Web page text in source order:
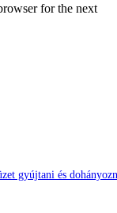
for the next
gyújtani és